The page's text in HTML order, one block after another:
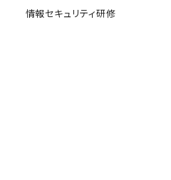
情報セキュリティ研修